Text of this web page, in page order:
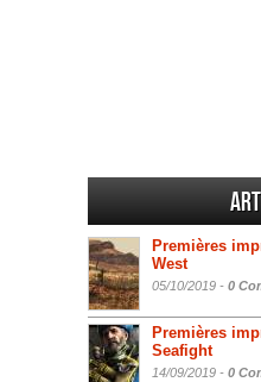
Premières
West
05/10/2019 - 0
Premières
Seafight
14/09/2019 - 0